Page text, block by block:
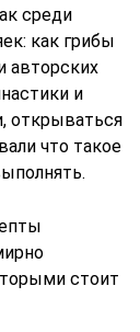
среди
как грибы
авторских
и
открываться
что такое
стоит